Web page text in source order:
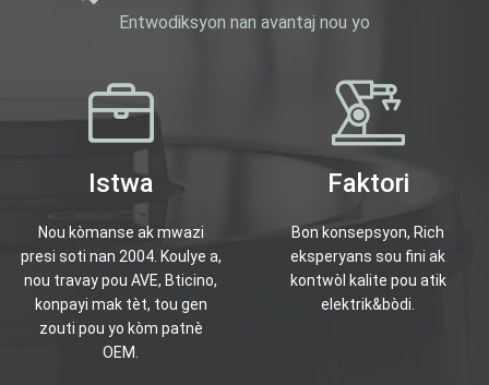
Entwodiksyon nan avantaj nou yo
Istwa
Nou kòmanse ak mwazi
presi soti nan 2004. Koulye a,
nou travay pou AVE, Bticino,
konpayi mak tèt, tou gen
zouti pou yo kòm patnè
OEM.
Faktori
Bon konsepsyon, Rich
eksperyans sou fini ak
kontwòl kalite pou atik
elektrik&bòdi.